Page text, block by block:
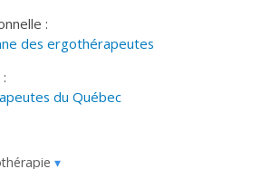
:
des ergothérapeutes
du Québec